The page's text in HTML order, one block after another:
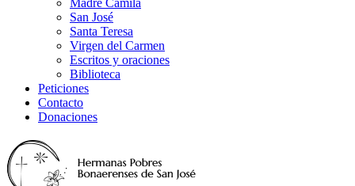
Madre Camila
San José
Santa Teresa
Virgen del Carmen
Escritos y oraciones
Biblioteca
Peticiones
Contacto
Donaciones